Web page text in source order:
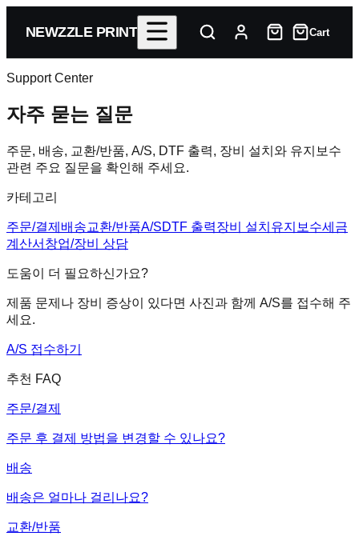
NEWZZLE PRINT Cart
Support Center
자주 묻는 질문
주문, 배송, 교환/반품, A/S, DTF 출력, 장비 설치와 유지보수
관련 주요 질문을 확인해 주세요.
카테고리
주문/결제 배송교환/반품A/SDTF 출력장비 설치 유지보수세금
계산서 창업/장비 상담
도움이 더 필요하신가요?
제품 문제나 장비 증상이 있다면 사진과 함께 A/S를 접수해 주
세요.
A/S 접수하기
추천 FAQ
주문/결제
주문 후 결제 방법을 변경할 수 있나요?
배송
배송은 얼마나 걸리나요?
교환/반품